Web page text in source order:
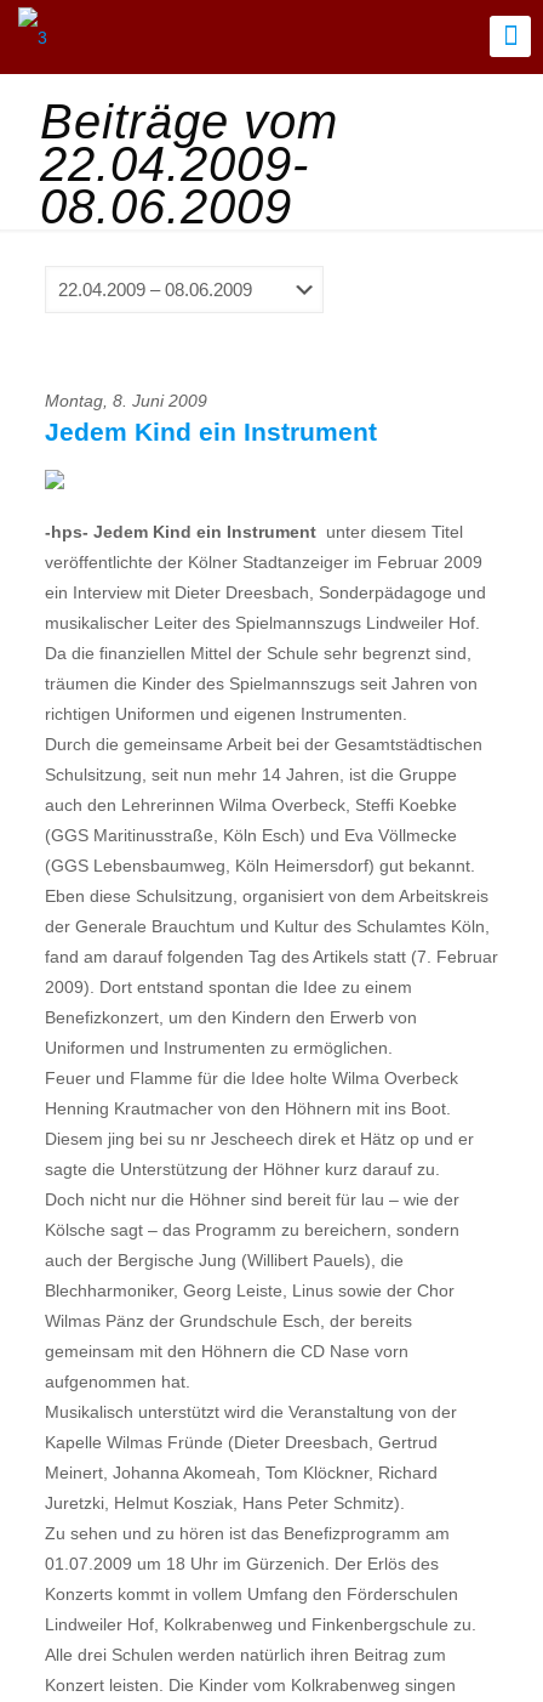
Beiträge vom
22.04.2009-
08.06.2009
Montag, 8. Juni 2009
Jedem Kind ein Instrument
-hps- Jedem Kind ein Instrument unter diesem Titel
veröffentlichte der Kölner Stadtanzeiger im Februar 2009
ein Interview mit Dieter Dreesbach, Sonderpädagoge und
musikalischer Leiter des Spielmannszugs Lindweiler Hof.
Da die finanziellen Mittel der Schule sehr begrenzt sind,
träumen die Kinder des Spielmannszugs seit Jahren von
richtigen Uniformen und eigenen Instrumenten.
Durch die gemeinsame Arbeit bei der Gesamtstädtischen
Schulsitzung, seit nun mehr 14 Jahren, ist die Gruppe
auch den Lehrerinnen Wilma Overbeck, Steffi Koebke
(GGS Maritinusstraße, Köln Esch) und Eva Völlmecke
(GGS Lebensbaumweg, Köln Heimersdorf) gut bekannt.
Eben diese Schulsitzung, organisiert von dem Arbeitskreis
der Generale Brauchtum und Kultur des Schulamtes Köln,
fand am darauf folgenden Tag des Artikels statt (7. Februar
2009). Dort entstand spontan die Idee zu einem
Benefizkonzert, um den Kindern den Erwerb von
Uniformen und Instrumenten zu ermöglichen.
Feuer und Flamme für die Idee holte Wilma Overbeck
Henning Krautmacher von den Höhnern mit ins Boot.
Diesem jing bei su nr Jescheech direk et Hätz op und er
sagte die Unterstützung der Höhner kurz darauf zu.
Doch nicht nur die Höhner sind bereit für lau – wie der
Kölsche sagt – das Programm zu bereichern, sondern
auch der Bergische Jung (Willibert Pauels), die
Blechharmoniker, Georg Leiste, Linus sowie der Chor
Wilmas Pänz der Grundschule Esch, der bereits
gemeinsam mit den Höhnern die CD Nase vorn
aufgenommen hat.
Musikalisch unterstützt wird die Veranstaltung von der
Kapelle Wilmas Fründe (Dieter Dreesbach, Gertrud
Meinert, Johanna Akomeah, Tom Klöckner, Richard
Juretzki, Helmut Kosziak, Hans Peter Schmitz).
Zu sehen und zu hören ist das Benefizprogramm am
01.07.2009 um 18 Uhr im Gürzenich. Der Erlös des
Konzerts kommt in vollem Umfang den Förderschulen
Lindweiler Hof, Kolkrabenweg und Finkenbergschule zu.
Alle drei Schulen werden natürlich ihren Beitrag zum
Konzert leisten. Die Kinder vom Kolkrabenweg singen